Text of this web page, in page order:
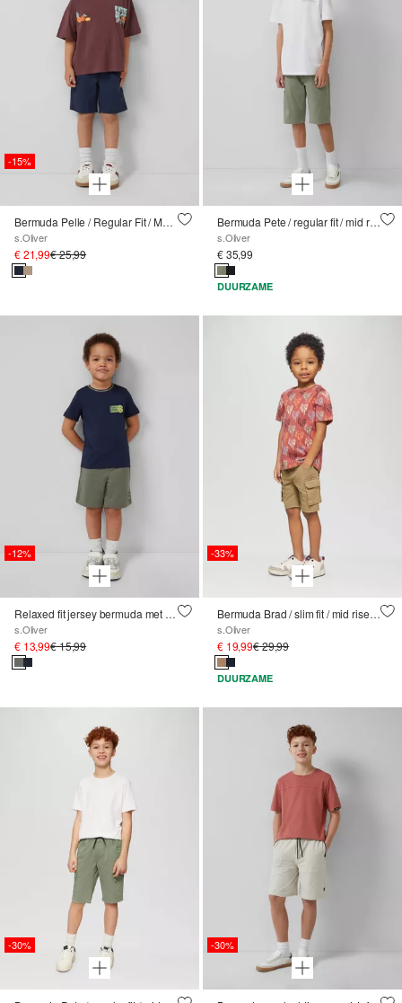
-15%
Bermuda Pelle / Regular Fit / Met Rise / Elastische Tailleband
s.Oliver
€ 21,99€ 25,99
Bermuda Pete / regular fit / mid rise / straight leg
s.Oliver
€ 35,99
DUURZAME
-12%
Relaxed fit jersey bermuda met printdetail
s.Oliver
€ 13,99€ 15,99
-33%
Bermuda Brad / slim fit / mid rise / slim leg / cargozakken
s.Oliver
€ 19,99€ 29,99
DUURZAME
-30% -30%